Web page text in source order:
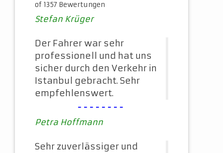
of 1357 Bewertungen
Stefan Krüger
Der Fahrer war sehr
professionell und hat uns
sicher durch den Verkehr in
Istanbul gebracht. Sehr
empfehlenswert.
--------
Petra Hoffmann
Sehr zuverlässiger und